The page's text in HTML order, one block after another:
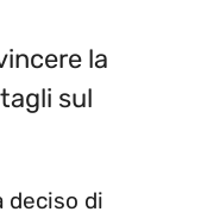
la
sul
deciso di